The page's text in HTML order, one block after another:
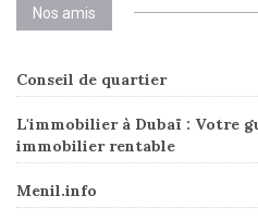
Nos amis
Conseil de quartier
L'immobilier à Dubaï : Votre
immobilier rentable
Menil.info